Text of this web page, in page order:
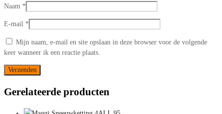
Naam *
E-mail *
Mijn naam, e-mail en site opslaan in deze browser voor de volgende
keer wanneer ik een reactie plaats.
Gerelateerde producten